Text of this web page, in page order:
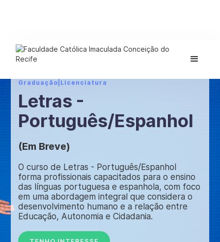
Graduação Licenciatura
Letras -
Português/Espanhol
(Em Breve)
O curso de Letras - Português/Espanhol
forma profissionais capacitados para o ensino
das línguas portuguesa e espanhola, com foco
em uma abordagem integral que considera o
desenvolvimento humano e a relação entre
Educação, Autonomia e Cidadania.